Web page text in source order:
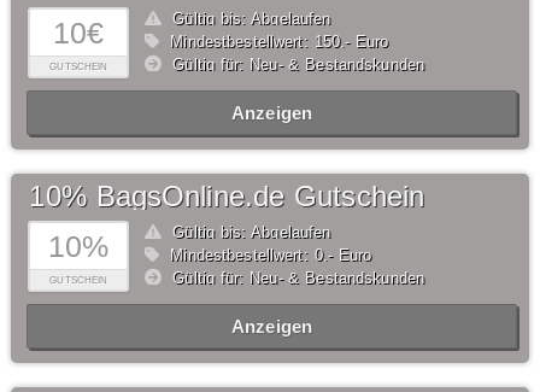
10€
GUTSCHEIN
Gültig bis: Abgelaufen
Mindestbestellwert: 150,- Euro
Gültig für: Neu- & Bestandskunden
Anzeigen
10%
GUTSCHEIN
10% BagsOnline.de Gutschein
Gültig bis: Abgelaufen
Mindestbestellwert: 0,- Euro
Gültig für: Neu- & Bestandskunden
Anzeigen